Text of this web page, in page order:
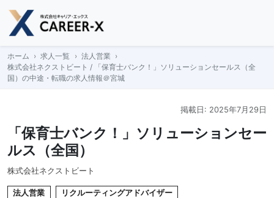
Skip
content
ホーム 求人一覧
法人営業
株式会社ネクストビート / 「保育士バンク！」ソリューションセールス（全
国）の中途・転職の求人情報＠宮城
掲載日: 2025年7月29日
「保育士バンク！」ソリューションセー
ルス（全国）
株式会社ネクストビート
法人営業 リクルーティングアドバイザー